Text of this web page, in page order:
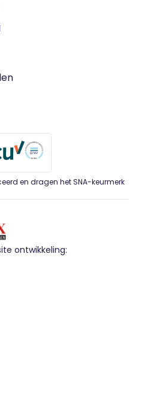
en dragen het SNA-keurmerk
ontwikkeling: